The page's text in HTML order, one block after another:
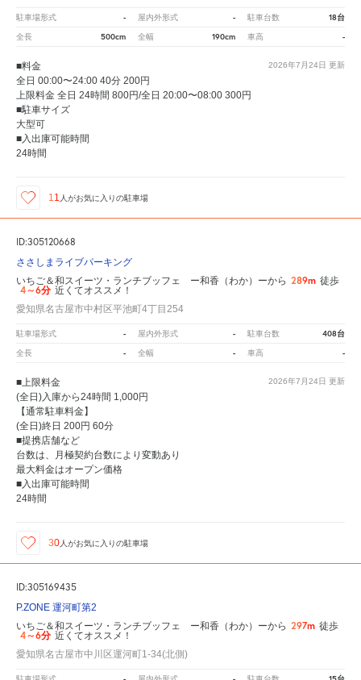
駐車場形式 - 屋内外形式 - 駐車台数 18台
全長 500cm 全幅 190cm 車高 -
2026年7月24日 更新
■料金
全日 00:00〜24:00 40分 200円
上限料金 全日 24時間 800円/全日 20:00〜08:00 300円
■駐車サイズ
大型可
■入出庫可能時間
24時間
11 人がお気に入りの駐車場
ID:305120668
ささしまライブパーキング
いちご＆和スイーツ・ランチブッフェ ー和香（わか）ーから 289m 徒歩
4～6分 近くてオススメ！
愛知県名古屋市中村区平池町4丁目254
駐車場形式 - 屋内外形式 - 駐車台数 408台
全長 - 全幅 - 車高 -
2026年7月24日 更新
■上限料金
(全日)入庫から24時間 1,000円
【通常駐車料金】
(全日)終日 200円 60分
■提携店舗など
台数は、月極契約台数により変動あり
最大料金はオープン価格
■入出庫可能時間
24時間
30人がお気に入りの駐車場
ID:305169435
P.ZONE 運河町第2
いちご＆和スイーツ・ランチブッフェ ー和香（わか）ーから 297m 徒歩
4～6分 近くてオススメ！
愛知県名古屋市中川区運河町1-34(北側)